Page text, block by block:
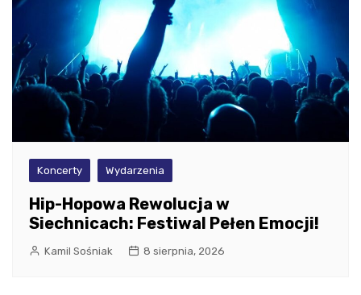
Koncerty Wydarzenia
Hip-Hopowa Rewolucja w
Siechnicach: Festiwal Pełen Emocji!
Kamil Sośniak 8 sierpnia, 2026